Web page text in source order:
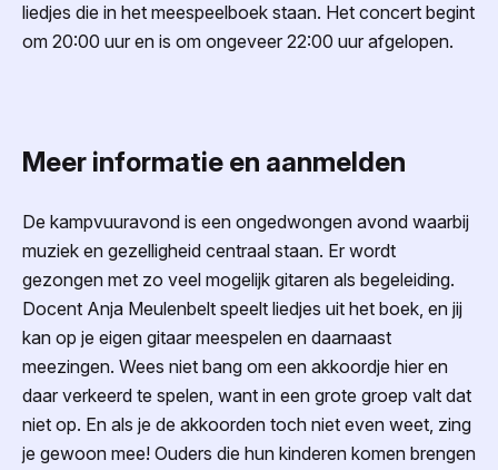
liedjes die in het meespeelboek staan. Het concert begint
om 20:00 uur en is om ongeveer 22:00 uur afgelopen.
Meer informatie en aanmelden
De kampvuuravond is een ongedwongen avond waarbij
muziek en gezelligheid centraal staan. Er wordt
gezongen met zo veel mogelijk gitaren als begeleiding.
Docent Anja Meulenbelt speelt liedjes uit het boek, en jij
kan op je eigen gitaar meespelen en daarnaast
meezingen. Wees niet bang om een akkoordje hier en
daar verkeerd te spelen, want in een grote groep valt dat
niet op. En als je de akkoorden toch niet even weet, zing
je gewoon mee! Ouders die hun kinderen komen brengen